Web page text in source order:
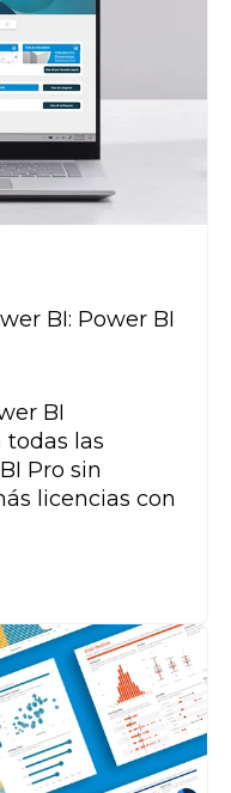
BI: Power BI
BI
todas las
Pro sin
licencias con